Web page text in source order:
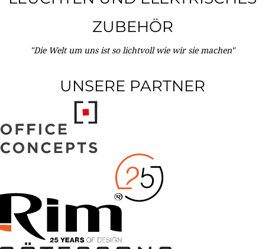
ZUBEHÖR
"Die Welt um uns ist so lichtvoll wie wir sie machen"
UNSERE PARTNER